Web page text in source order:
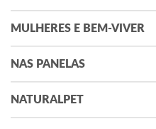
MULHERES E BEM-VIVER
NAS PANELAS
NATURALPET